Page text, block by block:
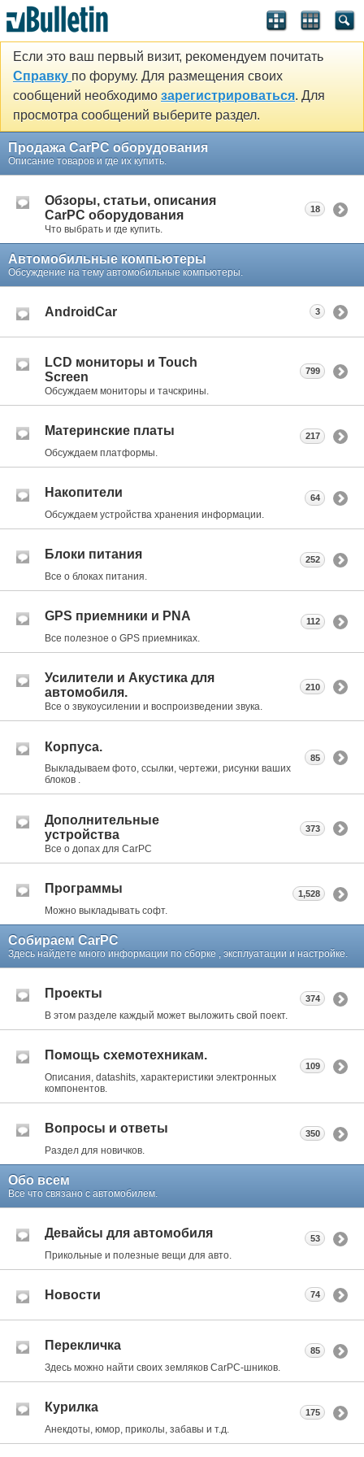
Если это ваш первый визит, рекомендуем почитать
Справку по форуму. Для размещения своих
сообщений необходимо зарегистрироваться. Для
просмотра сообщений выберите раздел.
Продажа CarPC оборудования
Описание товаров и где их купить.
Обзоры, статьи, описания
CarPC оборудования
Что выбрать и где купить.
18
Автомобильные компьютеры
Обсуждение на тему автомобильные компьютеры.
AndroidCar 3
LCD мониторы и Touch
Screen
Обсуждаем мониторы и тачскрины.
799
Материнские платы
Обсуждаем платформы.
217
Накопители
Обсуждаем устройства хранения информации.
64
Блоки питания
Все о блоках питания.
252
GPS приемники и PNA
Все полезное о GPS приемниках.
112
Усилители и Акустика для
автомобиля.
Все о звукоусилении и воспроизведении звука.
210
Корпуса.
Выкладываем фото, ссылки, чертежи, рисунки ваших
блоков .
85
Дополнительные
устройства
Все о допах для CarPC
373
Программы
Можно выкладывать софт.
1,528
Собираем CarPC
Здесь найдете много информации по сборке , эксплуатации и настройке.
Проекты
В этом разделе каждый может выложить свой поект.
374
Помощь схемотехникам.
Описания, datashits, характеристики электронных
компонентов.
109
Вопросы и ответы
Раздел для новичков.
350
Обо всем
Все что связано с автомобилем.
Девайсы для автомобиля
Прикольные и полезные вещи для авто.
53
Новости 74
Перекличка
Здесь можно найти своих земляков CarPC-шников.
85
Курилка
Анекдоты, юмор, приколы, забавы и т.д.
175